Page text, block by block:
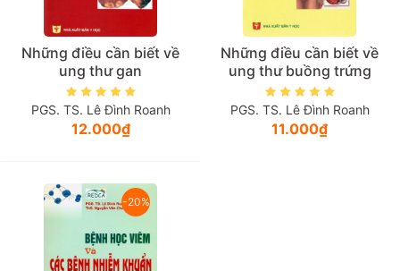
Những điều cần biết về
ung thư gan
PGS. TS. Lê Đình Roanh
12.000₫
Những điều cần biết về
ung thư buồng trứng
PGS. TS. Lê Đình Roanh
11.000₫
-20%